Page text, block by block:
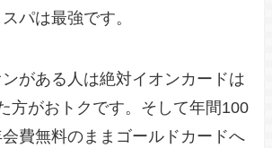
パは最強です。
がある人は絶対イオンカードは
方がおトクです。そして年間100
費無料のままゴールドカードへ